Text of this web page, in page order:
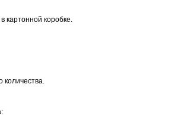
картонной коробке.
количества.